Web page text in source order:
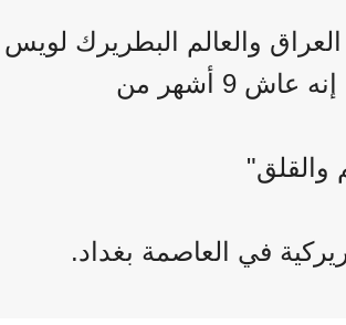
والعالم البطريرك لويس
9 أشهر من
والقلق"
في العاصمة بغداد.